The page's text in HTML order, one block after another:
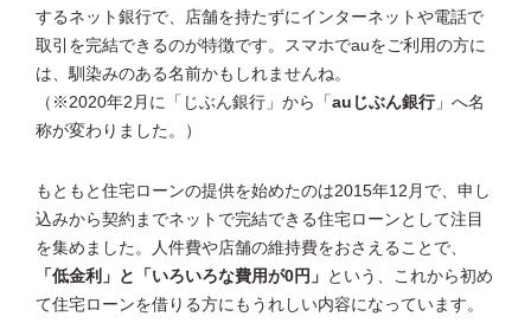
するネット銀行で、店舗を持たずにインターネットや電話で
取引を完結できるのが特徴です。スマホでauをご利用の方に
は、馴染みのある名前かもしれませんね。
（※2020年2月に「じぶん銀行」から「auじぶん銀行」へ名
称が変わりました。）
もともと住宅ローンの提供を始めたのは2015年12月で、申し
込みから契約までネットで完結できる住宅ローンとして注目
を集めました。人件費や店舗の維持費をおさえることで、
「低金利」と「いろいろな費用が0円」 という、これから初め
て住宅ローンを借りる方にもうれしい内容になっています。